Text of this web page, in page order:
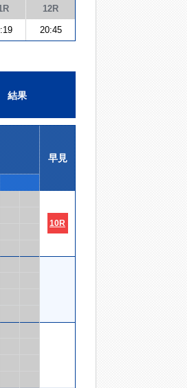
12R
20:45
結果
早見
10R